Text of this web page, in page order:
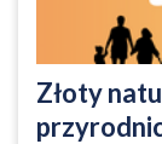
Złoty